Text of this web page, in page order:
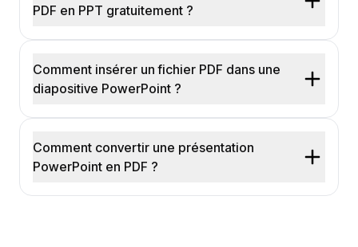
PDF en PPT gratuitement ?
Comment insérer un fichier PDF dans une
diapositive PowerPoint ?
Comment convertir une présentation
PowerPoint en PDF ?